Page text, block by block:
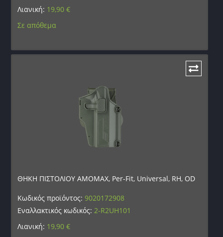
Λιανική: 19,90€
Σε απόθεμα
ΘΗΚΗ ΠΙΣΤΟΛΙΟΥ AMOMAX, Per-Fit, Universal, RH, OD
Κωδικός προϊόντος:9020172908
Εναλλακτικός κωδικός:2-R2UH101
Λιανική: 19,90€